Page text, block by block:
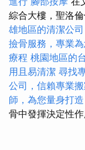
綜合大樓，聖洛
雄地區的清潔公
撿骨服務，專業
療程 桃園地區的
用且易清潔 尋找
公司，信賴專業
師，為您量身打造
骨中發揮決定性作